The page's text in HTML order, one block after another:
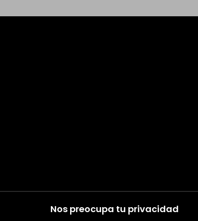
Nos preocupa tu privacidad